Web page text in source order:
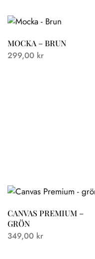
MOCKA – BRUN
299,00 kr
CANVAS PREMIUM –
GRÖN
349,00 kr